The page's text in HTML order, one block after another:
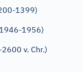
1399)
1956)
v. Chr.)